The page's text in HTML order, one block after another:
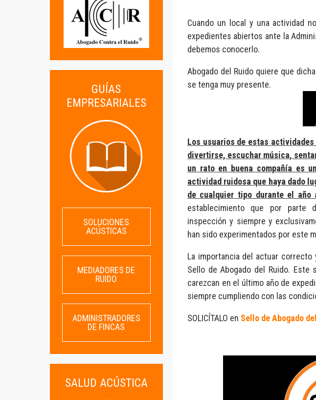
GUÍAS
EMPRESARIALES
SOLUCIONES
ACÚSTICAS
MEDIADORES DE
RUIDO
ADMINISTRADORES
DE FINCAS
SALUD ACÚSTICA
Cuando un local y una actividad
expedientes abiertos ante la
debemos conocerlo.
Abogado del Ruido quiere que
se tenga muy presente.
Los usuarios de estas
divertirse, escuchar música,
un rato en buena compañía es
actividad ruidosa que haya dado
de cualquier tipo durante el año
establecimiento que por parte
inspección y siempre y
han sido experimentados por este
La importancia del actuar
Sello de Abogado del Ruido. Este
carezcan en el último año de
siempre cumpliendo con las
SOLICÍTALO en Sello de Abogado